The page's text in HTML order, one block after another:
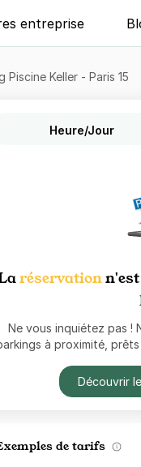
entreprise
Piscine Keller - Paris 15
Heure/Jour
réservationn'est
Ne vous inquiétez pas !
à proximité,
Découvrir
de tarifs